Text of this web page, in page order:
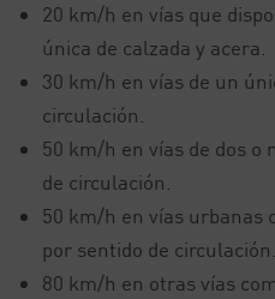
20 km/h en vías que
única de calzada y acera.
30 km/h en vías de un
circulación.
50 km/h en vías de dos o
de circulación.
50 km/h en vías urbanas
por sentido de circulación.
80 km/h en otras vías